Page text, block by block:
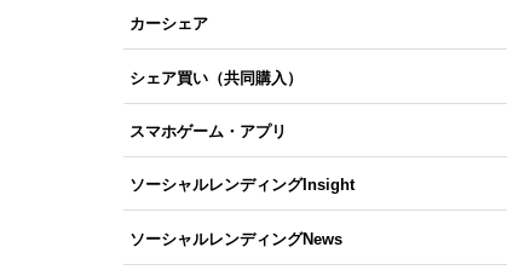
カーシェア
シェア買い（共同購入）
スマホゲーム・アプリ
ソーシャルレンディングInsight
ソーシャルレンディングNews